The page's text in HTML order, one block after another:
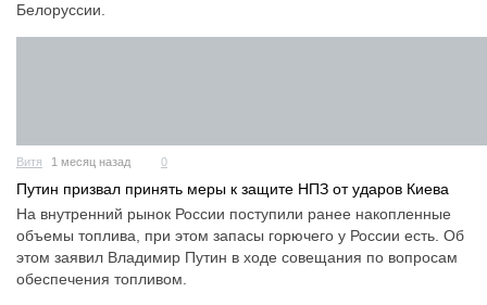
Белоруссии.
Витя 1 месяц назад 0
Путин призвал принять меры к защите НПЗ от ударов Киева
На внутренний рынок России поступили ранее накопленные
объемы топлива, при этом запасы горючего у России есть. Об
этом заявил Владимир Путин в ходе совещания по вопросам
обеспечения топливом.